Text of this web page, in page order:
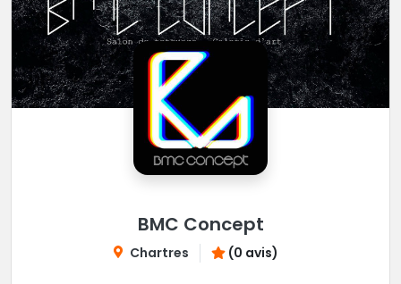
BMC Concept
Chartres (0 avis)